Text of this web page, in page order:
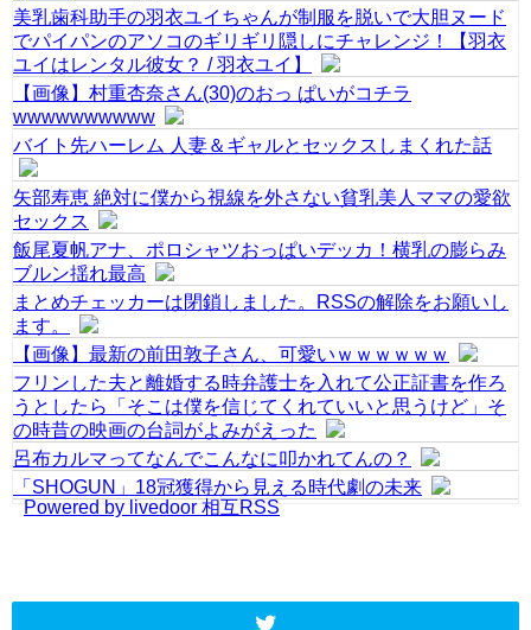
美乳歯科助手の羽衣ユイちゃんが制服を脱いで大胆ヌード
でパイパンのアソコのギリギリ隠しにチャレンジ！【羽衣
ユイはレンタル彼女？ / 羽衣ユイ】
【画像】村重杏奈さん(30)のおっ ぱいがコチラ
wwwwwwwwww
バイト先ハーレム 人妻＆ギャルとセックスしまくれた話
矢部寿恵 絶対に僕から視線を外さない貧乳美人ママの愛欲
セックス
飯尾夏帆アナ、ポロシャツおっぱいデッカ！横乳の膨らみ
ブルン揺れ最高
まとめチェッカーは閉鎖しました。RSSの解除をお願いし
ます。
【画像】最新の前田敦子さん、可愛いｗｗｗｗｗｗ
フリンした夫と離婚する時弁護士を入れて公正証書を作ろ
うとしたら「そこは僕を信じてくれていいと思うけど」そ
の時昔の映画の台詞がよみがえった
呂布カルマってなんでこんなに叩かれてんの？
「SHOGUN」18冠獲得から見える時代劇の未来
Powered by livedoor 相互RSS